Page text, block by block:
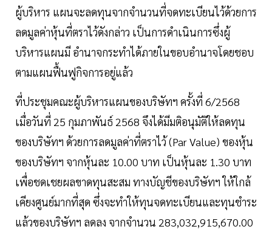
ผู้บริหาร แผนจะลดทุนจากจำนวนที่จดทะเบียนไว้ด้วยการ
ลดมูลค่าหุ้นที่ตราไว้ดังกล่าว เป็นการดำเนินการซึ่งผู้
บริหารแผนมี อำนาจกระทำได้ภายในขอบอำนาจโดยชอบ
ตามแผนฟื้นฟูกิจการอยู่แล้ว
ที่ประชุมคณะผู้บริหารแผนของบริษัทฯ ครั้งที่ 6/2568
เมื่อวันที่ 25 กุมภาพันธ์ 2568 จึงได้มีมติอนุมัติให้ลดทุน
ของบริษัทฯ ด้วยการลดมูลค่าที่ตราไว้ (Par Value) ของหุ้น
ของบริษัทฯ จากหุ้นละ 10.00 บาท เป็นหุ้นละ 1.30 บาท
เพื่อชดเชยผลขาดทุนสะสม ทางบัญชีของบริษัทฯ ให้ใกล้
เคียงศูนย์มากที่สุด ซึ่งจะทำให้ทุนจดทะเบียนและทุนชำระ
แล้วของบริษัทฯ ลดลง จากจำนวน 283,032,915,670.00